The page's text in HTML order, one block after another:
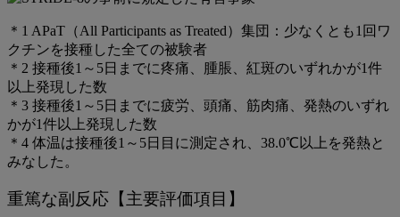
＊1 APaT（All Participants as Treated）集団：少なくとも1回ワ
クチンを接種した全ての被験者
＊2 接種後1～5日までに疼痛、腫脹、紅斑のいずれかが1件
以上発現した数
＊3 接種後1～5日までに疲労、頭痛、筋肉痛、発熱のいずれ
かが1件以上発現した数
＊4 体温は接種後1～5日目に測定され、38.0℃以上を発熱と
みなした。
重篤な副反応【主要評価項目】